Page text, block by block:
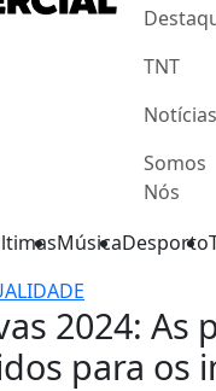
TNT
Notícias
Somos
Nós
MúsicaDesporto
2024: As
para os